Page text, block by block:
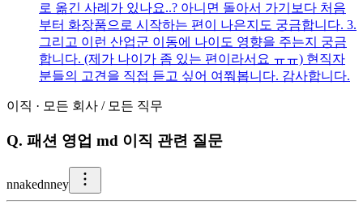
로 옮긴 사례가 있나요..? 아니면 돌아서 가기보다 처음
부터 화장품으로 시작하는 편이 나은지도 궁금합니다. 3.
그리고 이런 산업군 이동에 나이도 영향을 주는지 궁금
합니다. (제가 나이가 좀 있는 편이라서요 ㅠㅠ) 현직자
분들의 고견을 직접 듣고 싶어 여쭤봅니다. 감사합니다.
이직 · 모든 회사 / 모든 직무
Q. 패션 영업 md 이직 관련 질문
nnakednney